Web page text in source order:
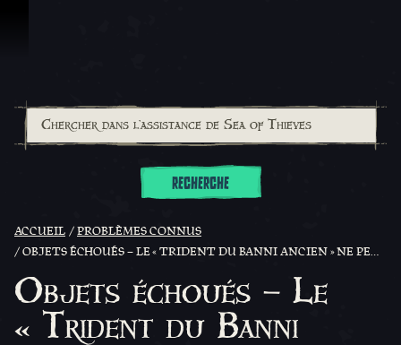
RECHERCHE
ACCUEIL
PROBLÈMES CONNUS
OBJETS ÉCHOUÉS – LE « TRIDENT DU BANNI ANCIEN » NE PEUT ACTUELLEMENT PAS ÊTRE TROUVÉ ÉCHOUÉ SUR LES ÎLES
Objets échoués – Le
« Trident du Banni